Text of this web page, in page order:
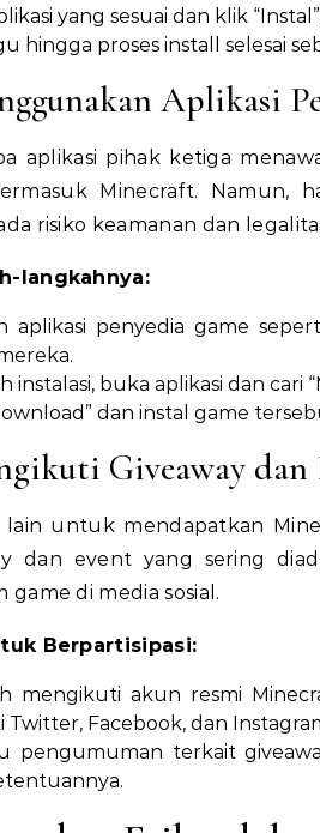
yang sesuai dan klik
hingga proses install selesai
Aplikasi
aplikasi pihak ketiga
Minecraft. Namun,
risiko keamanan dan
langkahnya:
aplikasi penyedia game
instalasi, buka aplikasi dan cari
dan instal game
Giveaway
lain untuk mendapatkan
dan event yang sering
game di media sosial.
Berpartisipasi:
mengikuti akun resmi
Twitter, Facebook, dan
pengumuman terkait